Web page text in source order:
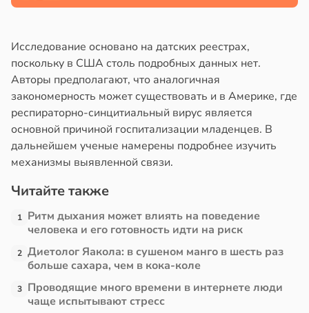
Исследование основано на датских реестрах,
поскольку в США столь подробных данных нет.
Авторы предполагают, что аналогичная
закономерность может существовать и в Америке, где
респираторно-синцитиальный вирус является
основной причиной госпитализации младенцев. В
дальнейшем ученые намерены подробнее изучить
механизмы выявленной связи.
Читайте также
1 Ритм дыхания может влиять на поведение
человека и его готовность идти на риск
2 Диетолог Яакола: в сушеном манго в шесть раз
больше сахара, чем в кока-коле
3 Проводящие много времени в интернете люди
чаще испытывают стресс